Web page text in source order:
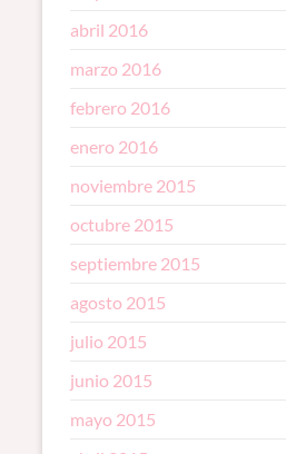
abril 2016
marzo 2016
febrero 2016
enero 2016
noviembre 2015
octubre 2015
septiembre 2015
agosto 2015
julio 2015
junio 2015
mayo 2015